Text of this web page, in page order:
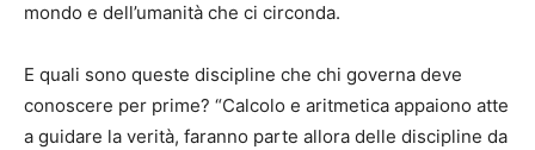
mondo e dell’umanità che ci circonda.
E quali sono queste discipline che chi governa deve
conoscere per prime? “Calcolo e aritmetica appaiono atte
a guidare la verità, faranno parte allora delle discipline da